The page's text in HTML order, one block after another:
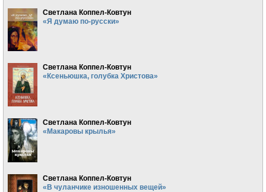
Светлана Коппел-Ковтун
«Я думаю по-русски»
Светлана Коппел-Ковтун
«Ксеньюшка, голубка Христова»
Светлана Коппел-Ковтун
«Макаровы крылья»
Светлана Коппел-Ковтун
«В чуланчике изношенных вещей»